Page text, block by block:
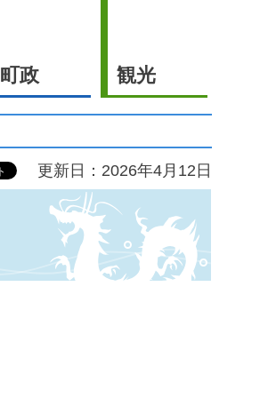
町政 観光
更新日：2026年4月12日